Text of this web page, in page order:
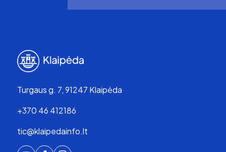
Turgaus g. 7, 91247 Klaipėda
+370 46 412186
tic@klaipedainfo.lt